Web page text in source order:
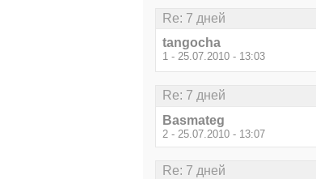
Re: 7 дней
tangocha
1 - 25.07.2010 - 13:03
Re: 7 дней
Basmateg
2 - 25.07.2010 - 13:07
Re: 7 дней